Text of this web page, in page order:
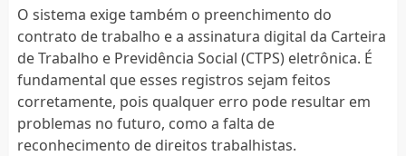
O sistema exige também o preenchimento do
contrato de trabalho e a assinatura digital da Carteira
de Trabalho e Previdência Social (CTPS) eletrônica. É
fundamental que esses registros sejam feitos
corretamente, pois qualquer erro pode resultar em
problemas no futuro, como a falta de
reconhecimento de direitos trabalhistas.